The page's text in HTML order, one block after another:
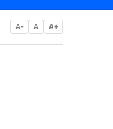
A- A A+